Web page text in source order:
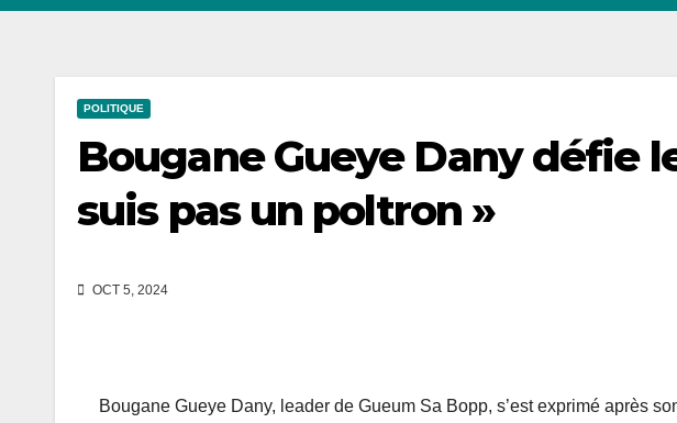
POLITIQUE
Bougane Gueye Dany défie
suis pas un poltron »
OCT 5, 2024
Bougane Gueye Dany, leader de Gueum Sa Bopp, s’est exprimé après